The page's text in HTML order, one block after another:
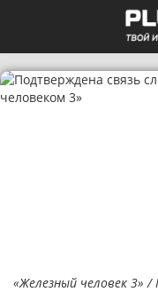
«Железный человек 3» /